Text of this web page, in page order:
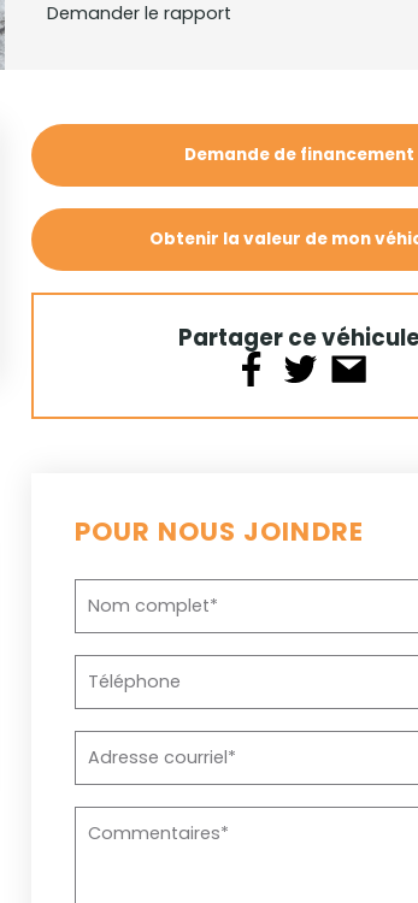
Demander le rapport
Demande de financement
Obtenir la valeur de mon
Partager ce
POUR NOUS JOINDRE